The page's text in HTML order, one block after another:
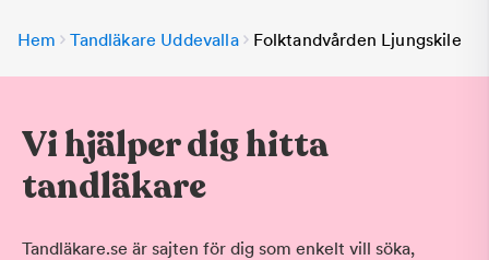
Hem Tandläkare Uddevalla Folktandvården Ljungskile
Vi hjälper dig hitta
tandläkare
Tandläkare.se är sajten för dig som enkelt vill söka,